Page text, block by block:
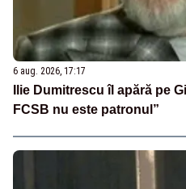
6 aug. 2026, 17:17
Ilie Dumitrescu îl apără pe
FCSB nu este patronul”